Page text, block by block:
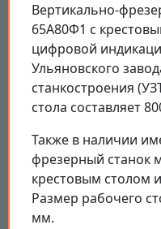
Вертикально-
65А80Ф1 с
цифровой
Ульяновского
станкостроения
стола составляет
Также в наличии
фрезерный станок
крестовым столом
Размер рабочего
мм.